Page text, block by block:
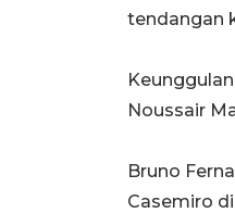
tendangan
Noussair
Bruno
Casemiro